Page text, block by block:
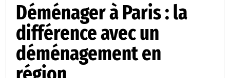
Déménager à Paris : la
différence avec un
déménagement en